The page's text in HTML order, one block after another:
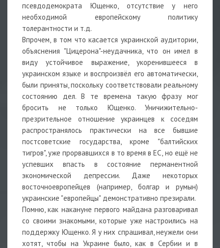
псевдодемократа Ющенко, отсутствие у него
необходимой европейскому политику
толерантности и т.д.
Впрочем, в том что касается украинской аудитории,
объяснения "Цицерона"-неудачника, что он имел в
виду устойчивое выражение, укоренившееся в
украинском языке и воспроизвёл его автоматически,
были приняты, поскольку соответствовали реальному
состоянию дел. В те времена такую фразу мог
бросить не только Ющенко. Уничижительно-
презрительное отношение украинцев к соседям
распространялось практически на все бывшие
постсоветские государства, кроме "балтийских
тигров", уже прорвавшихся в то время в ЕС, но ещё не
успевших впасть в состояние перманентной
экономической депрессии. Даже некоторых
восточноевропейцев (например, болгар и румын)
украинские "европейцы" демонстративно презирали.
Помню, как накануне первого майдана разговаривал
со своими знакомыми, которые уже настроились на
поддержку Ющенко. Я у них спрашивал, неужели они
хотят, чтобы на Украине было, как в Сербии и в